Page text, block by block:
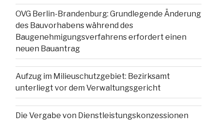
OVG Berlin-Brandenburg: Grundlegende Änderung
des Bauvorhabens während des
Baugenehmigungsverfahrens erfordert einen
neuen Bauantrag
Aufzug im Milieuschutzgebiet: Bezirksamt
unterliegt vor dem Verwaltungsgericht
Die Vergabe von Dienstleistungskonzessionen